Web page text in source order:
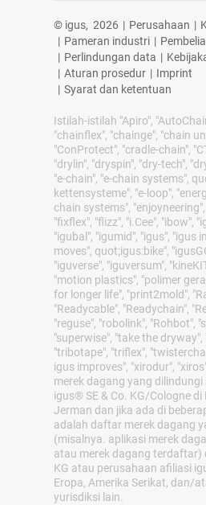
© igus, 2026 | Perusahaan |
| Pameran industri |
| Perlindungan data |
| Aturan prosedur | Imprint
| Syarat dan ketentuan
Istilah-istilah "Apiro",
"chainflex", "chainge", "chain
"ConProtect", "cradle-chain",
"drylin", "dryspin", "dry-tech",
"e-chain", "e-chain systems",
kettensysteme", "e-loop",
chain systems", "enjoyneering",
"fixflex", "flizz", "i.Cee", "ibow",
"igubal", "igumid", "igus", "igus
moves", quot;igus:bike",
"iguverse", "iguversum",
"motion plastics", "polimer
for longer life", "print2mold",
"Readycable", "Readychain",
"reguse", "robolink", "Rohbot",
"superwise", "take the
"tribotape", "triflex",
igus improves", "xirodur",
merek dagang yang
igus® SE & Co. KG/Cologne di
Jerman dan jika ada di
adalah daftar merek dagang
(misalnya. aplikasi merek
atau merek dagang terdaftar)
KG atau perusahaan afiliasi
Eropa, Amerika Serikat, dan/
yurisdiksi lain.